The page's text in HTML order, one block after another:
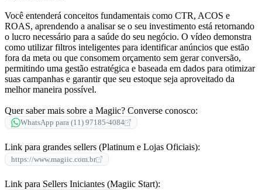
Você entenderá conceitos fundamentais como CTR, ACOS e
ROAS, aprendendo a analisar se o seu investimento está retornando
o lucro necessário para a saúde do seu negócio. O vídeo demonstra
como utilizar filtros inteligentes para identificar anúncios que estão
fora da meta ou que consomem orçamento sem gerar conversão,
permitindo uma gestão estratégica e baseada em dados para otimizar
suas campanhas e garantir que seu estoque seja aproveitado da
melhor maneira possível.
Quer saber mais sobre a Magiic? Converse conosco:
WhatsApp para (11) 97185-4084
Link para grandes sellers (Platinum e Lojas Oficiais):
https://www.magiic.com.br
Link para Sellers Iniciantes (Magiic Start):